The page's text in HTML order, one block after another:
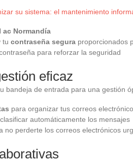
su sistema: el mantenimiento
ac Normandía
tu contraseña segura proporcionados
para reforzar la seguridad
eficaz
bandeja de entrada para una gestión
para organizar tus correos
automáticamente los mensajes
no perderte los correos electrónicos